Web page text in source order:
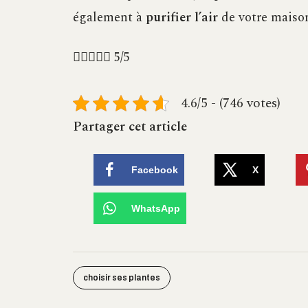
également à purifier l’air de votre
 5/5
4.6/5 - (746 votes)
Partager cet article
Facebook X
WhatsApp
choisir ses plantes